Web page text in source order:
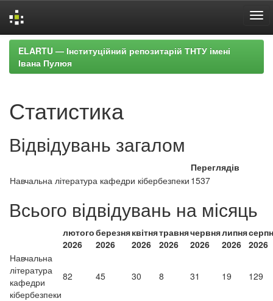
Skip
navigation
ELARTU — Інституційний репозитарій ТНТУ імені
Івана Пулюя
Статистика
Відвідувань загалом
Переглядів
Навчальна література кафедри кібербезпеки 1537
Всього відвідувань на місяць
лютого
2026
березня
2026
квітня
2026
травня
2026
червня
2026
липня
2026 2026
Навчальна
література
кафедри
кібербезпеки
82 45 30 8 31 19 129